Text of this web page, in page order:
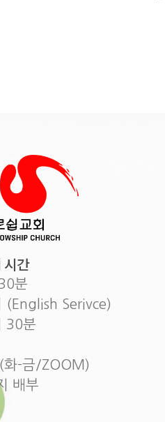
시간
분
(English Serivce)
30분
화-금/ZOOM)
배부